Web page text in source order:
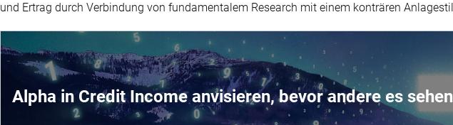
und Ertrag durch Verbindung von fundamentalem Research mit einem konträren
Alpha in Credit Income anvisieren, bevor andere es sehen